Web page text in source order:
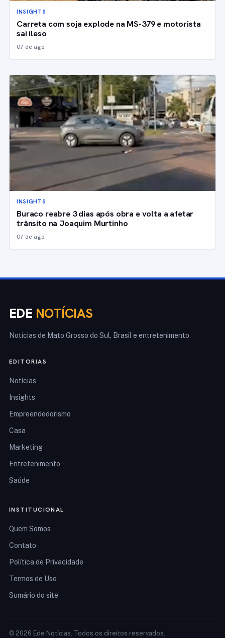
INSIGHTS
Carreta com soja explode na MS-379 e motorista
sai ileso
07 de ago.
INSIGHTS
Buraco reabre 3 dias após obra e volta a afetar
trânsito na Joaquim Murtinho
07 de ago.
EDE NOTÍCIAS
Notícias de Mato Grosso do Sul, Brasil e entretenimento
EDITORIAS
Notícias
Insights
Empreendedorismo
Casa
Marketing
Entretenimento
Saúde
INSTITUCIONAL
Quem Somos
Contato
Política de Privacidade
Termos de Uso
Sumário do site
© 2026 Ede Notícias. Todos os direitos reservados.